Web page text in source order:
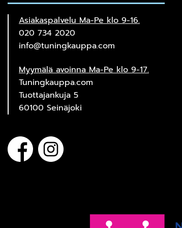
Asiakaspalvelu Ma-Pe klo 9-16.
020 734 2020
info@tuningkauppa.com
Myymälä avoinna Ma-Pe klo 9-17.
Tuningkauppa.com
Tuottajankuja 5
60100 Seinäjoki